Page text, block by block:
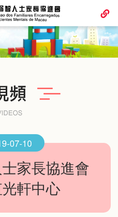
07-10
家長協進會
軒中心